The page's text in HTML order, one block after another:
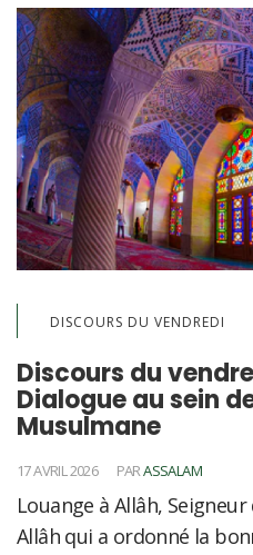
DISCOURS DU VENDREDI
Discours du
Dialogue au sein
Musulmane
17 AVRIL 2026 PARASSALAM
Louange à Allâh,
Allâh qui a ordonné la